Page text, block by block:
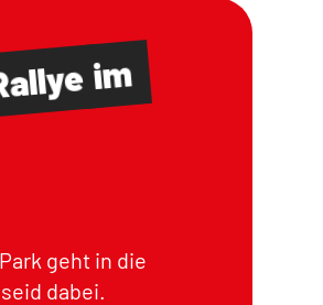
im
geht in die
dabei.